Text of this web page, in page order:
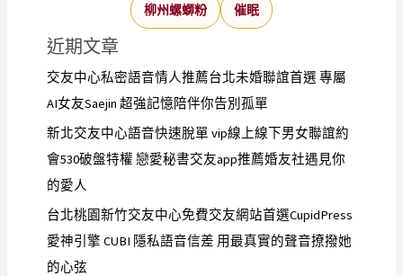
柳州螺螄粉 催眠
近期文章
交友中心私密語音情人推薦台北未婚聯誼首選 專屬
AI女友Saejin 超強記憶陪伴你告別孤單
新北交友中心語音快速脫單 vip線上線下男女聯誼約
會530破盤特權 戀愛秘書交友app推薦婚友社遇見你
的愛人
台北桃園新竹交友中心免費交友網站首選CupidPress
愛神引擎 CUBI 隱私語音信差 用最真實的聲音撩撥她
的心弦